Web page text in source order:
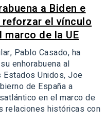
a Biden e
el vínculo
de la UE
Pablo Casado, ha
enhorabuena al
Unidos, Joe
de España a
en el marco de
relaciones históricas con